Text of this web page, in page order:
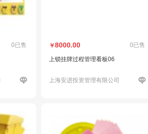
0已售 ￥8000.00 0已售
上锁挂牌过程管理看板06
上海安进投资管理有限公司